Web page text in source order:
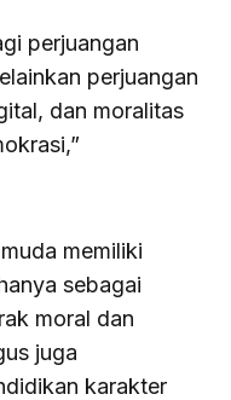
perjuangan
perjuangan
dan moralitas
memiliki
sebagai
moral dan
juga
karakter